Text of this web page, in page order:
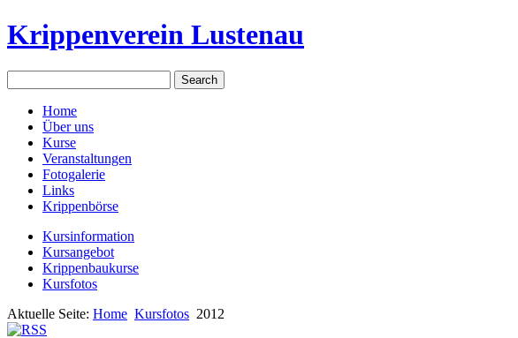
Krippenverein Lustenau
Home
Über uns
Kurse
Veranstaltungen
Fotogalerie
Links
Krippenbörse
Kursinformation
Kursangebot
Krippenbaukurse
Kursfotos
Aktuelle Seite: Home Kursfotos 2012